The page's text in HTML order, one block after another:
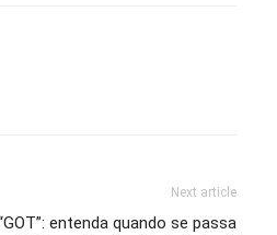
Next article
entenda quando se passa